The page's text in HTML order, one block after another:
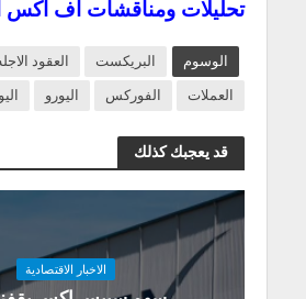
تحليلات ومناقشات اف اكس
الوسوم البريكست
العقود
العملات
الفوركس اليورو
قد يعجبك كذلك
الاخبار الاقتصادية